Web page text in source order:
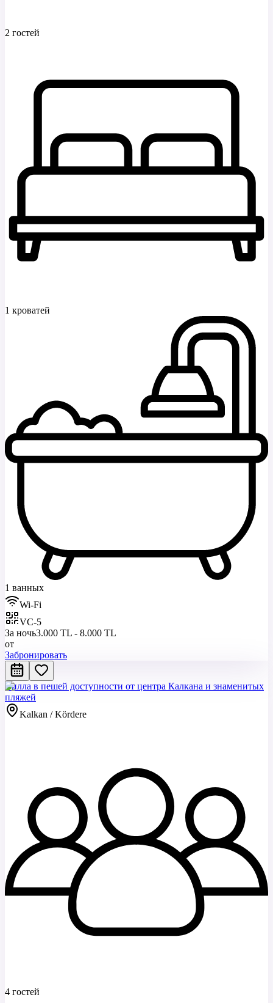
2 гостей
1 кроватей
1 ванных
Wi-Fi
VC-5
За ночь3.000 TL - 8.000 TL
от
Забронировать
Вилла в пешей доступности от центра Калкана и знаменитых
пляжей
Kalkan / Kördere
4 гостей